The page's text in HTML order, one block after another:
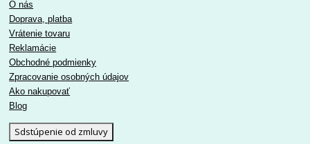
O nás
Doprava, platba
Vrátenie tovaru
Reklamácie
Obchodné podmienky
Zpracovanie osobných údajov
Ako nakupovať
Blog
Sdstúpenie od zmluvy